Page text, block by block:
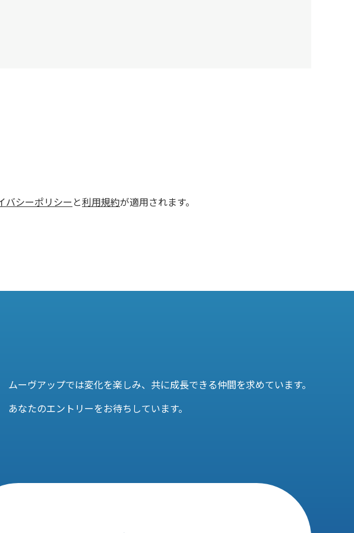
バシーポリシー と利用規約が適用されます。
ムーヴアップでは変化を楽しみ、共に成長できる仲間を求めています。
あなたのエントリーをお待ちしています。